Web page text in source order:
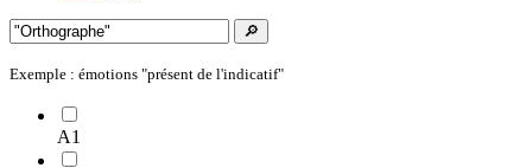
🔎
Exemple : émotions "présent de l'indicatif"
A1